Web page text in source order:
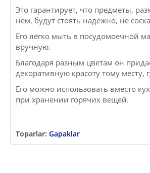
Это гарантирует, что предметы,
нем, будут стоять надежно, не
Его легко мыть в посудомоечной
вручную.
Благодаря разным цветам он
декоративную красоту тому месту,
Его можно использовать вместо
при хранении горячих вещей.
Toparlar: Gapaklar